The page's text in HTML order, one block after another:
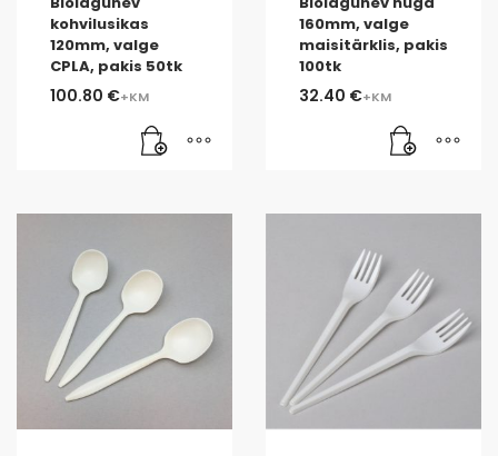
kohvilusikas
120mm, valge
CPLA, pakis 50tk
100.80 €
160mm, valge
maisitärklis, pakis
100tk
32.40 €